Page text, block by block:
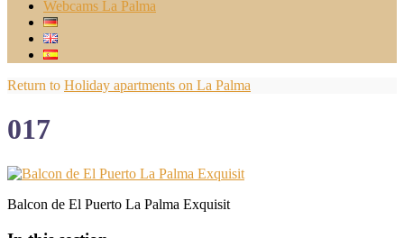
Webcams La Palma
Return to Holiday apartments on La Palma
017
Balcon de El Puerto La Palma Exquisit